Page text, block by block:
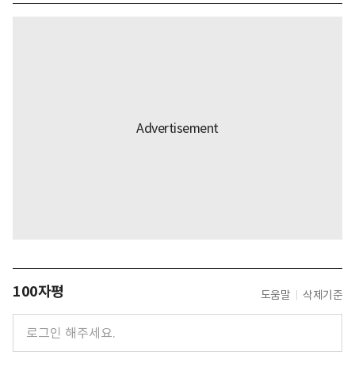
100자평 도움말 삭제기준